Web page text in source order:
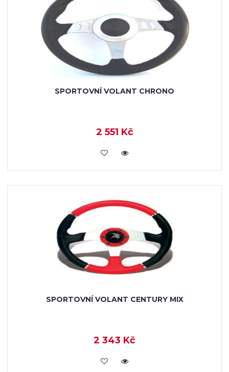
SPORTOVNÍ VOLANT CHRONO
2 551 Kč
KOUPIT
SPORTOVNÍ VOLANT CENTURY MIX
2 343 Kč
KOUPIT